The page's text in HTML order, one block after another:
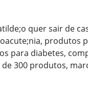
quer sair de
produtos
para diabetes,
300 produtos,